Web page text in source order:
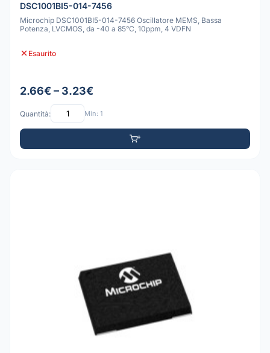
DSC1001BI5-014-7456
Microchip DSC1001BI5-014-7456 Oscillatore MEMS, Bassa
Potenza, LVCMOS, da -40 a 85°C, 10ppm, 4 VDFN
Esaurito
2.66€ – 3.23€
Quantità: Min: 1